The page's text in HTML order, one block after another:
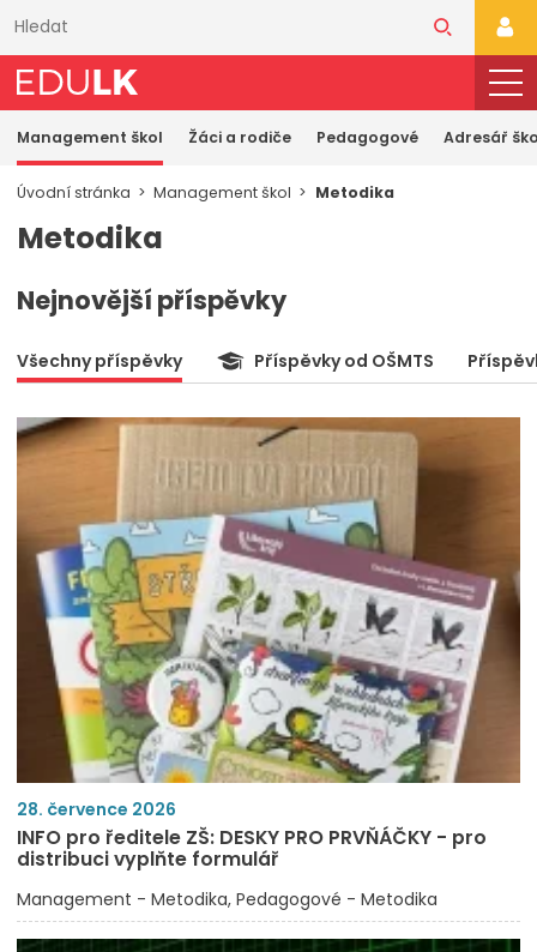
obsahu
Management škol Žáci a rodiče Pedagogové Adresář
Úvodní stránka Management škol Metodika
Metodika
Nejnovější příspěvky
Všechny příspěvky Příspěvky od OŠMTS
28. července 2026
INFO pro ředitele ZŠ: DESKY PRO PRVŇÁČKY - pro
distribuci vyplňte formulář
Management - Metodika Pedagogové - Metodika